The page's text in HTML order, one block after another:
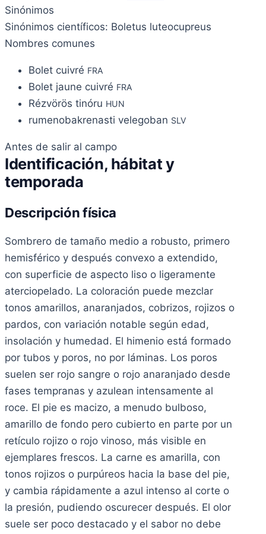
Sinónimos
Sinónimos científicos: Boletus luteocupreus
Nombres comunes
Bolet cuivré FRA
Bolet jaune cuivré FRA
Rézvörös tinóru HUN
rumenobakrenasti velegoban SLV
Antes de salir al campo
Identificación, hábitat y
temporada
Descripción física
Sombrero de tamaño medio a robusto, primero
hemisférico y después convexo a extendido,
con superficie de aspecto liso o ligeramente
aterciopelado. La coloración puede mezclar
tonos amarillos, anaranjados, cobrizos, rojizos o
pardos, con variación notable según edad,
insolación y humedad. El himenio está formado
por tubos y poros, no por láminas. Los poros
suelen ser rojo sangre o rojo anaranjado desde
fases tempranas y azulean intensamente al
roce. El pie es macizo, a menudo bulboso,
amarillo de fondo pero cubierto en parte por un
retículo rojizo o rojo vinoso, más visible en
ejemplares frescos. La carne es amarilla, con
tonos rojizos o purpúreos hacia la base del pie,
y cambia rápidamente a azul intenso al corte o
la presión, pudiendo oscurecer después. El olor
suele ser poco destacado y el sabor no debe